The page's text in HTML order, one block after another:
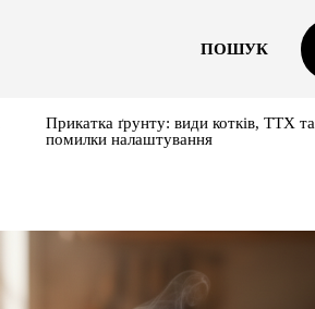
ПОШУК
Прикатка ґрунту: види котків, ТТХ та
помилки налаштування